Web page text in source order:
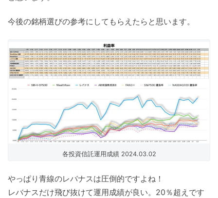
今後の銘柄選びの参考にしてもらえたらと思います。
各投資信託運用成績 2024.03.02
やっぱり青線のレバナスは圧倒的ですよね！
レバナスだけ飛び抜けて運用成績が良い。20％超えです